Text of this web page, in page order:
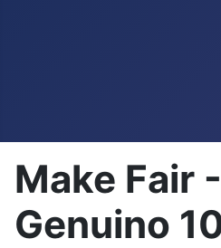
Make Fair
Genuino